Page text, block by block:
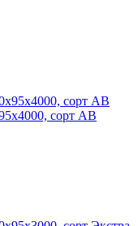
сорт АВ